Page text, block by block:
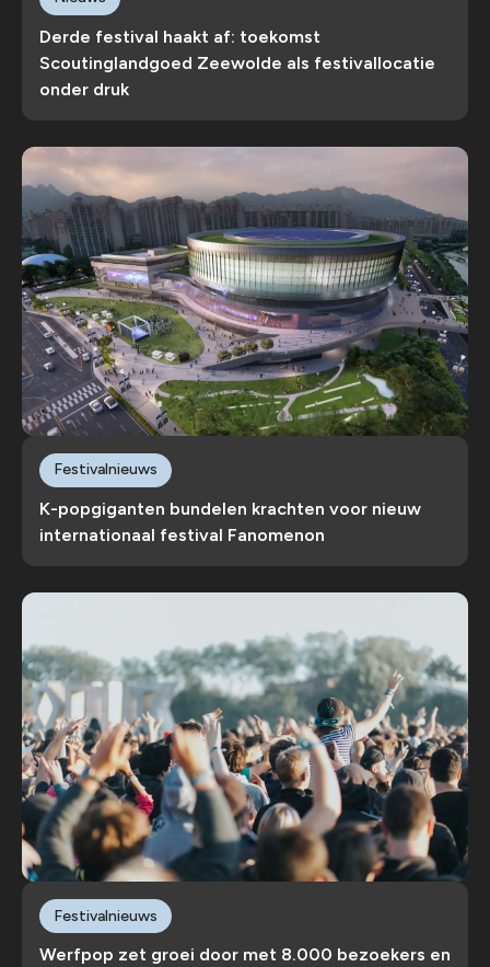
Derde festival haakt af: toekomst
Scoutinglandgoed Zeewolde als festivallocatie
onder druk
K-popgiganten bundelen krachten voor nieuw
internationaal festival Fanomenon
Festivalnieuws
Werfpop zet groei door met 8.000 bezoekers en
Festivalnieuws